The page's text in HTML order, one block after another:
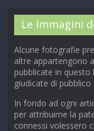
Le Immagini
Alcune fotografie
altre appartengono
pubblicate in
giudicate di
In fondo ad ogni
per attribuirne la
connessi volessero